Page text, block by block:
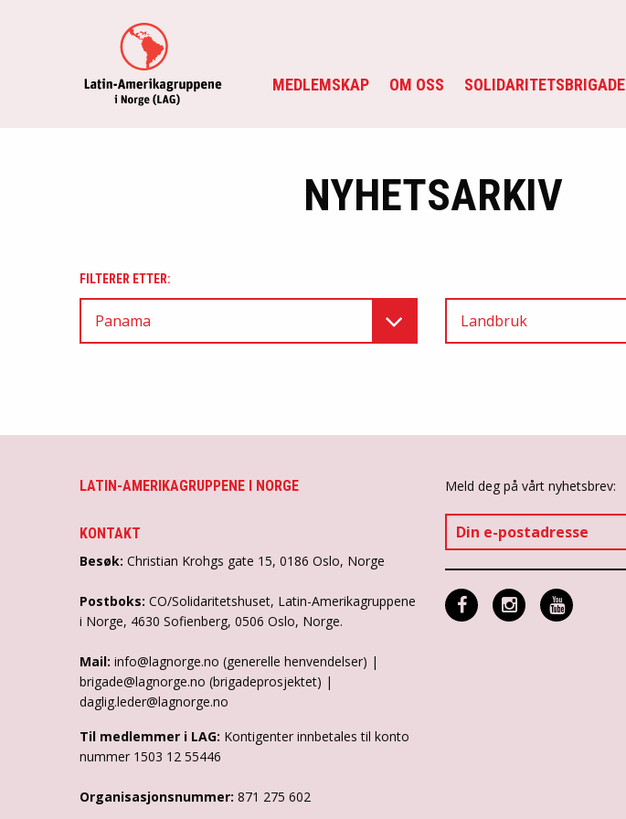
MEDLEMSKAP OM OSS SOLIDARITETSBRIGADE
NYHETSARKIV
FILTERER ETTER:
Panama Landbruk
LATIN-AMERIKAGRUPPENE I NORGE
KONTAKT
Besøk: Christian Krohgs gate 15, 0186 Oslo, Norge
Postboks: CO/Solidaritetshuset, Latin-Amerikagruppene
i Norge, 4630 Sofienberg, 0506 Oslo, Norge.
Mail: info@lagnorge.no (generelle henvendelser) |
brigade@lagnorge.no (brigadeprosjektet) |
daglig.leder@lagnorge.no
Til medlemmer i LAG: Kontigenter innbetales til konto
nummer 1503 12 55446
Organisasjonsnummer: 871 275 602
Meld deg på vårt nyhetsbrev: